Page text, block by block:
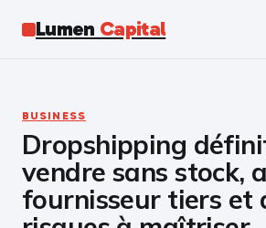
Lumen Capital
Business
Finance
BUSINESS
Dropshipping
vendre sans stock,
fournisseur tiers et